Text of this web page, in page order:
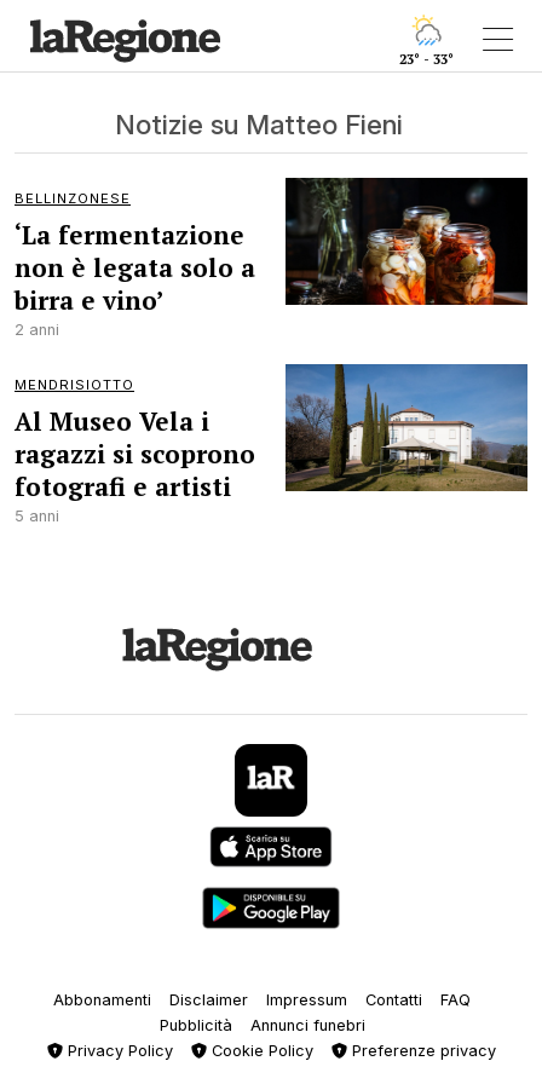
23° - 33°
Notizie su Matteo Fieni
BELLINZONESE
‘La fermentazione
non è legata solo a
birra e vino’
2 anni
MENDRISIOTTO
Al Museo Vela i
ragazzi si scoprono
fotografi e artisti
5 anni
Abbonamenti Disclaimer Impressum Contatti
FAQ
Pubblicità
Annunci funebri
Privacy Policy
Cookie Policy Preferenze privacy